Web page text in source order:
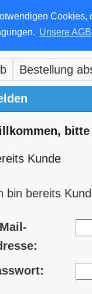
Unsere AGB
Bestellung
Kunde
bin bereits